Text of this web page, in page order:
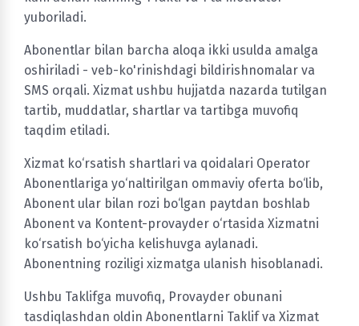
yuboriladi.
Abonentlar bilan barcha aloqa ikki usulda amalga
oshiriladi - veb-ko'rinishdagi bildirishnomalar va
SMS orqali. Xizmat ushbu hujjatda nazarda tutilgan
tartib, muddatlar, shartlar va tartibga muvofiq
taqdim etiladi.
Xizmat ko‘rsatish shartlari va qoidalari Operator
Abonentlariga yo‘naltirilgan ommaviy oferta bo‘lib,
Abonent ular bilan rozi bo‘lgan paytdan boshlab
Abonent va Kontent-provayder o‘rtasida Xizmatni
ko‘rsatish bo‘yicha kelishuvga aylanadi.
Abonentning roziligi xizmatga ulanish hisoblanadi.
Ushbu Taklifga muvofiq, Provayder obunani
tasdiqlashdan oldin Abonentlarni Taklif va Xizmat